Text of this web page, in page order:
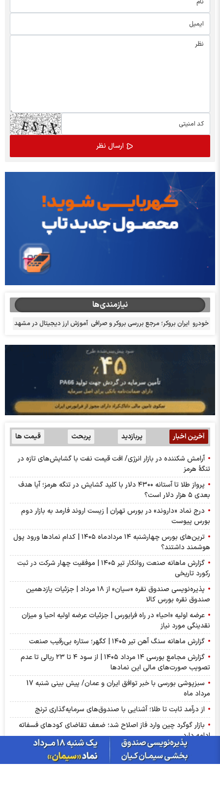
نیازمندی‌ها
خودرو ایران بروکر؛ مرجع بررسی بروکر و صرافی آموزش ارز دیجیتال در مشهد
آخرین اخبار پربازدید پربحث قیمت ها
آرامش شکننده در بازار انرژی/ افت قیمت نفت با گشایش‌های تازه در
تنگۀ هرمز
پرواز طلا تا آستانه ۴۳۰۰ دلار با کلید گشایش در تنگه هرمز؛ آیا هدف
بعدی ۵ هزار دلار است؟
درج نماد «داروند» در بورس تهران | زیست اروند فارمد به بازار دوم
بورس پیوست
ترین‌های بورس چهارشنبه ۱۴ مردادماه ۱۴۰۵ | کدام نماد‌ها ورود پول
هوشمند داشتند؟
گزارش ماهانه صنعت روانکار تیر ۱۴۰۵ | موفقیت چهار شرکت در ثبت
رکورد تاریخی
پذیره‌نویسی صندوق نقره «سیان» از ۱۸ مرداد | جزئیات یازدهمین
صندوق نقره بورس کالا
عرضه اولیه «احیا» در راه فرابورس | جزئیات عرضه اولیه احیا و میزان
نقدینگی مورد نیاز
گزارش ماهانه سنگ آهن تیر ۱۴۰۵ | کگهر؛ ستاره بی‌رقیب صنعت
گزارش مجامع بورسی ۱۴ مرداد ۱۴۰۵ | از سود ۴ تا ۲۳ ریالی تا عدم
تصویب صورت‌های مالی این نماد‌ها
سبزپوشی بورسی با خبر توافق ایران و عمان/ پیش بینی شنبه 17
مرداد ماه
از درآمد ثابت تا طلا؛ آشنایی با صندوق‌های سرمایه‌گذاری ترنج
بازار گوگرد چین وارد فاز اصلاح شد؛ ضعف تقاضای کودهای فسفاته
ادامه دارد
ریزش دلار و صعود بورس، امروز در بازارها چه گذشت؟
سود فجام ۱۴۰۵ کی واریز می‌شود و چقدر است؟